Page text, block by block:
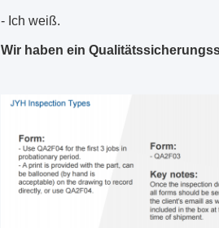
- Ich weiß.
Wir haben ein